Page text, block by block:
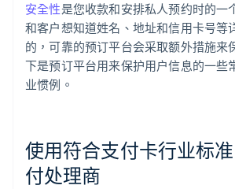
安全性是您收款和安排私人预约时的一
和客户想知道姓名、地址和信用卡号等
的，可靠的预订平台会采取额外措施来
下是预订平台用来保护用户信息的一些
业惯例。
使用符合支付卡行业标
付处理商